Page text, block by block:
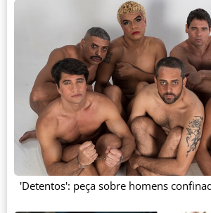
'Detentos': peça sobre homens